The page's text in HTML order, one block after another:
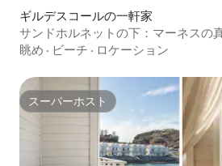
ギルデスコールの一軒家
サンドホルネットの下：マーネスの
眺め · ビーチ · ロケーション
スーパーホスト
スーパーホスト